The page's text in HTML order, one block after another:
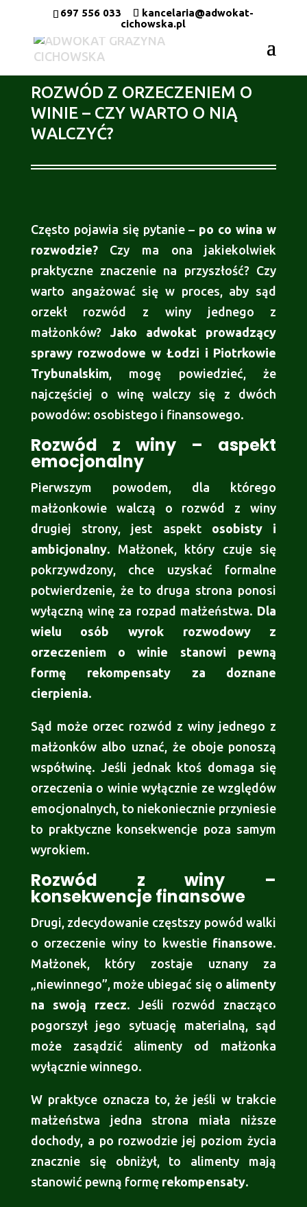
697 556 033
kancelaria@adwokat-
cichowska.pl
ROZWÓD Z ORZECZENIEM O
WINIE – CZY WARTO O NIĄ
WALCZYĆ?
Często pojawia się pytanie – po co wina w
rozwodzie?Czy ma ona jakiekolwiek
praktyczne znaczenie na przyszłość? Czy
warto angażować się w proces, aby sąd
orzekł rozwód z winy jednego z
małżonków? Jako adwokat prowadzący
sprawy rozwodowe w Łodzi i Piotrkowie
Trybunalskim, mogę powiedzieć, że
najczęściej o winę walczy się z dwóch
powodów: osobistego i finansowego.
Rozwód z winy – aspekt
emocjonalny
Pierwszym powodem, dla którego
małżonkowie walczą o rozwód z winy
drugiej strony, jest aspekt osobisty i
ambicjonalny. Małżonek, który czuje się
pokrzywdzony, chce uzyskać formalne
potwierdzenie, że to druga strona ponosi
wyłączną winę za rozpad małżeństwa. Dla
wielu osób wyrok rozwodowy z
orzeczeniem o winie stanowi pewną
formę rekompensaty za doznane
cierpienia.
Sąd może orzec rozwód z winy jednego z
małżonków albo uznać, że oboje ponoszą
współwinę. Jeśli jednak ktoś domaga się
orzeczenia o winie wyłącznie ze względów
emocjonalnych, to niekoniecznie przyniesie
to praktyczne konsekwencje poza samym
wyrokiem.
Rozwód z winy –
konsekwencje finansowe
Drugi, zdecydowanie częstszy powód walki
o orzeczenie winy to kwestie finansowe.
Małżonek, który zostaje uznany za
„niewinnego”, może ubiegać się o alimenty
na swoją rzecz. Jeśli rozwód znacząco
pogorszył jego sytuację materialną, sąd
może zasądzić alimenty od małżonka
wyłącznie winnego.
W praktyce oznacza to, że jeśli w trakcie
małżeństwa jedna strona miała niższe
dochody, a po rozwodzie jej poziom życia
znacznie się obniżył, to alimenty mają
stanowić pewną formę rekompensaty.